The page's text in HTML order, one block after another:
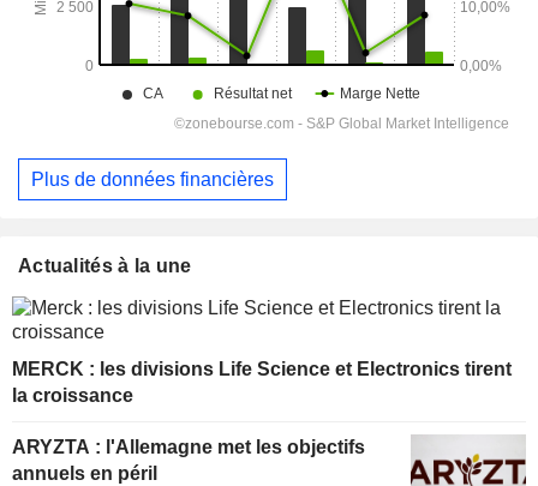
Plus de données financières
Actualités à la une
MERCK : les divisions Life Science et Electronics tirent
la croissance
ARYZTA : l'Allemagne met les objectifs
annuels en péril